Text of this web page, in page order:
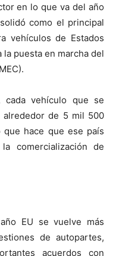
en lo que va del año
como el principal
vehículos de Estados
puesta en marcha del
cada vehículo que se
alrededor de 5 mil 500
hace que ese país
comercialización de
EU se vuelve más
de autopartes,
acuerdos con